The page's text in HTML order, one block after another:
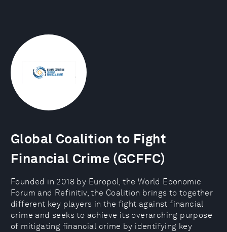
Global Coalition to Fight
Financial Crime (GCFFC)
Founded in 2018 by Europol, the World Economic
Forum and Refinitiv, the Coalition brings to together
different key players in the fight against financial
crime and seeks to achieve its overarching purpose
of mitigating financial crime by identifying key